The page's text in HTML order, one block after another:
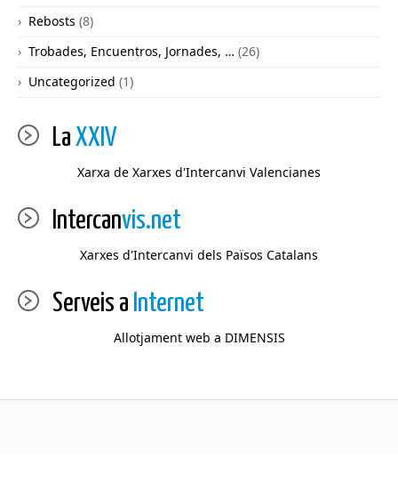
Rebosts (8)
Trobades, Encuentros, Jornades, … (26)
Uncategorized (1)
La XXIV
Xarxa de Xarxes d'Intercanvi Valencianes
Intercanvis.net
Xarxes d'Intercanvi dels Països Catalans
Serveis a Internet
Allotjament web a DIMENSIS